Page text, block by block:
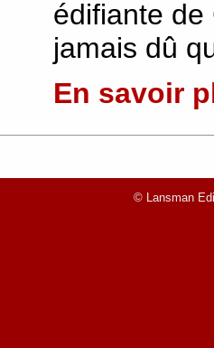
édifiante de
jamais dû
En savoir
© Lansman